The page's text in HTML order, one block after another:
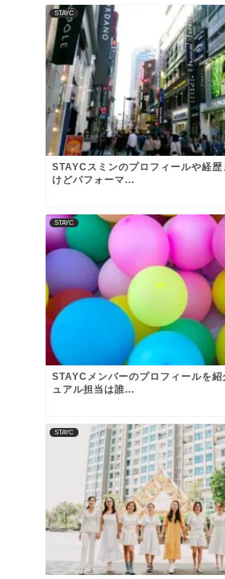
STAYC
STAYCスミンのプロフィールや経
けどパフォーマ...
STAYC
STAYCメンバーのプロフィールを
ュアル担当は誰...
STAYC